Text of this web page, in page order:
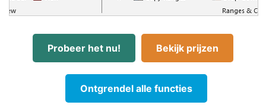
Probeer het nu! Bekijk prijzen
Ontgrendel alle functies